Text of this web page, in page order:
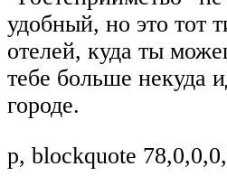
удобный, но это тот
отелей, куда ты
тебе больше некуда
городе.
p, blockquote